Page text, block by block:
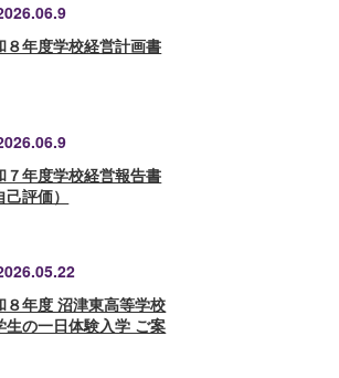
８年度学校経営計画書
７年度学校経営報告書
己評価）
８年度 沼津東高等学校
生の一日体験入学 ご案